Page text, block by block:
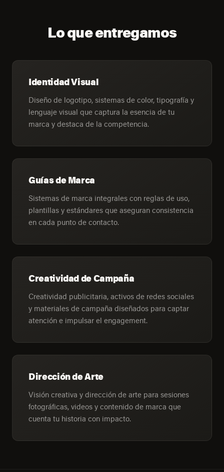
Lo que entregamos
Identidad Visual
Diseño de logotipo, sistemas de color, tipografía y
lenguaje visual que captura la esencia de tu
marca y destaca de la competencia.
Guías de Marca
Sistemas de marca integrales con reglas de uso,
plantillas y estándares que aseguran consistencia
en cada punto de contacto.
Creatividad de Campaña
Creatividad publicitaria, activos de redes sociales
y materiales de campaña diseñados para captar
atención e impulsar el engagement.
Dirección de Arte
Visión creativa y dirección de arte para sesiones
fotográficas, videos y contenido de marca que
cuenta tu historia con impacto.